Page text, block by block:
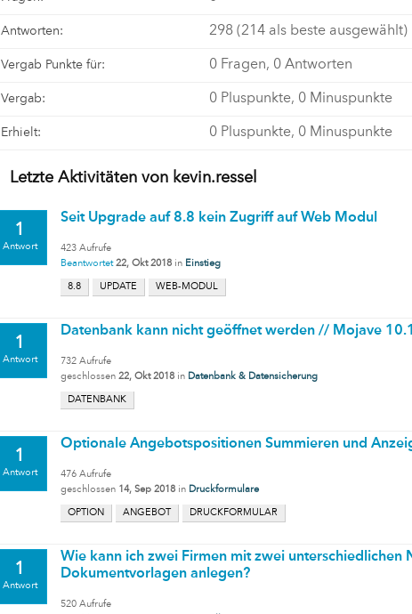
Antworten: 298 (214 als beste ausgewählt)
Vergab Punkte für: 0 Fragen, 0 Antworten
Vergab: 0 Pluspunkte, 0 Minuspunkte
Erhielt: 0 Pluspunkte, 0 Minuspunkte
Letzte Aktivitäten von kevin.ressel
1
Antwort
Seit Upgrade auf 8.8 kein Zugriff auf Web Modul
423 Aufrufe
Beantwortet 22, Okt 2018 in Einstieg
8.8 UPDATE WEB-MODUL
1
Antwort
Datenbank kann nicht geöffnet werden // Mojave
732 Aufrufe
geschlossen 22, Okt 2018 in Datenbank & Datensicherung
DATENBANK
1
Antwort
Optionale Angebotspositionen Summieren und
476 Aufrufe
geschlossen 14, Sep 2018 in Druckformulare
OPTION ANGEBOT DRUCKFORMULAR
1
Antwort
Wie kann ich zwei Firmen mit zwei unterschiedlichen
Dokumentvorlagen anlegen?
520 Aufrufe